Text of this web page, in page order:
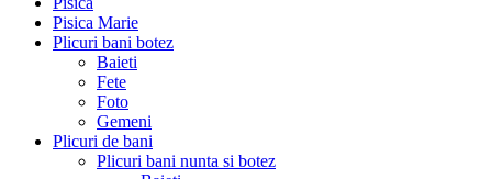
Pisica Marie
Plicuri bani botez
Baieti
Fete
Foto
Gemeni
Plicuri de bani
Plicuri bani nunta si botez